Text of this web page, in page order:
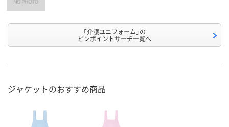
「介護ユニフォーム」の
ピンポイントサーチ一覧へ
ジャケットのおすすめ商品